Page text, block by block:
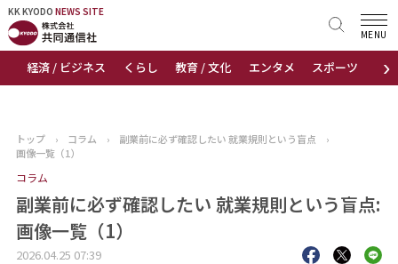
KK KYODO NEWS SITE
›
経済 / ビジネス くらし 教育 / 文化 エンタメ スポーツ 地域
MENU
KK KYODONEWS SITE
トップページ
ニュース
おすすめコンテンツ
出版物
トップ › コラム › 副業前に必ず確認したい 就業規則という盲点
›
画像一覧（1）
コラム
副業前に必ず確認したい 就業規則という盲点:
画像一覧（1）
2026.04.25 07:39